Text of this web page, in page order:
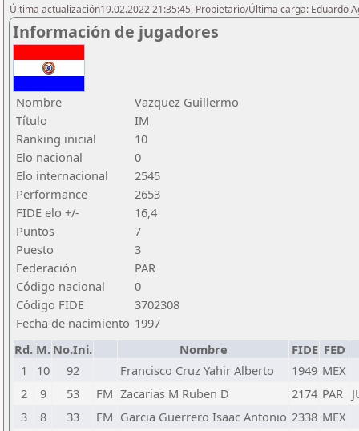
Última actualización19.02.2022 21:35:45, Propietario/Última carga: Eduardo
Información de jugadores
Nombre
Vazquez Guillermo
Título
IM
Ranking inicial
10
Elo nacional
0
Elo internacional
2545
Performance
2653
FIDE elo +/-
16,4
Puntos
7
Puesto
3
Federación
PAR
Código nacional
0
Código FIDE
3702308
Fecha de nacimiento 1997
Rd. M. No.Ini. Nombre FIDE FED
1
10 92 Francisco Cruz Yahir Alberto 1949 MEX
2
9 53 FM Zacarias M Ruben D 2174 PAR
3
8 33 FM Garcia Guerrero Isaac Antonio 2338 MEX